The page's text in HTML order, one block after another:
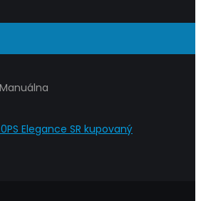
Elegance SR kupovaný